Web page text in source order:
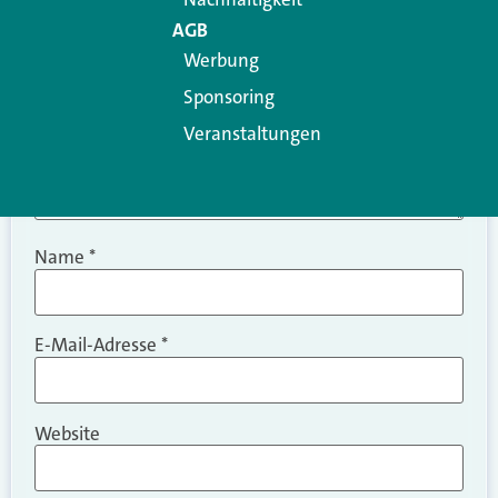
Name *
E-Mail-Adresse *
Website
AGB
Werbung
Sponsoring
Veranstaltungen